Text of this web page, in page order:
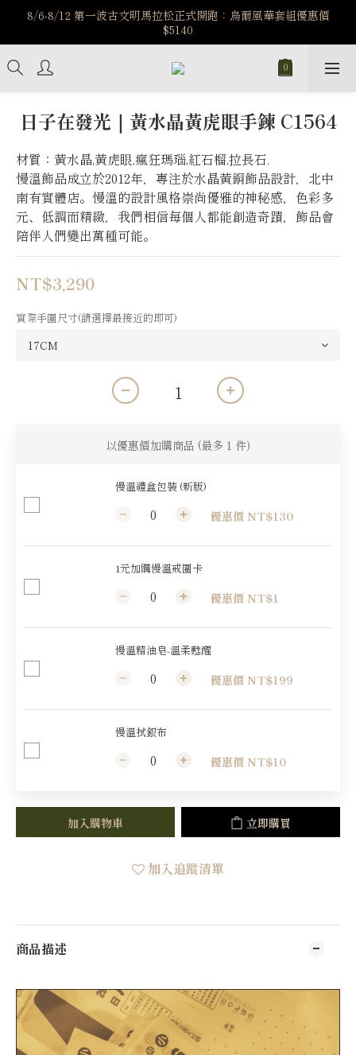
️8/6-8/12 第一波古文明馬拉松正式開跑：烏爾風華套組優惠價
$5140
️8/6-8/12 第一波古文明馬拉松正式開跑：烏爾風華套組優惠價
$5140
7/15-8/25 神秘星象學系列｜獅子座時區 項鍊 X 戒指 X 手鍊 享福
利
新註冊會員享$100購物金，立即註冊，踏上飾品的奇幻之旅
$5140
日子在發光｜黃水晶黃虎眼手鍊 C1564
材質：黃水晶,黃虎眼,瘋狂瑪瑙,紅石榴,拉長石.
慢溫飾品成立於2012年，專注於水晶黃銅飾品設計，北中
南有實體店。慢溫的設計風格崇尚優雅的神秘感，色彩多
元、低調而精緻，我們相信每個人都能創造奇蹟，飾品會
陪伴人們變出萬種可能。
NT$3,290
實際手圍尺寸(請選擇最接近的即可)
以優惠價加購商品 (最多 1 件)
慢溫禮盒包裝 (新版)
優惠價 NT$130
1元加購慢溫戒圍卡
優惠價 NT$1
慢溫精油皂-溫柔甦醒
優惠價 NT$199
慢溫拭銀布
優惠價 NT$10
加入購物車 立即購買
加入追蹤清單
商品描述